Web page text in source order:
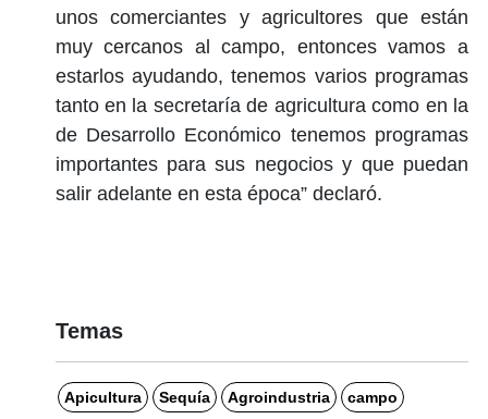
unos comerciantes y agricultores que están
muy cercanos al campo, entonces vamos a
estarlos ayudando, tenemos varios programas
tanto en la secretaría de agricultura como en la
de Desarrollo Económico tenemos programas
importantes para sus negocios y que puedan
salir adelante en esta época” declaró.
Temas
Apicultura Sequía Agroindustria campo